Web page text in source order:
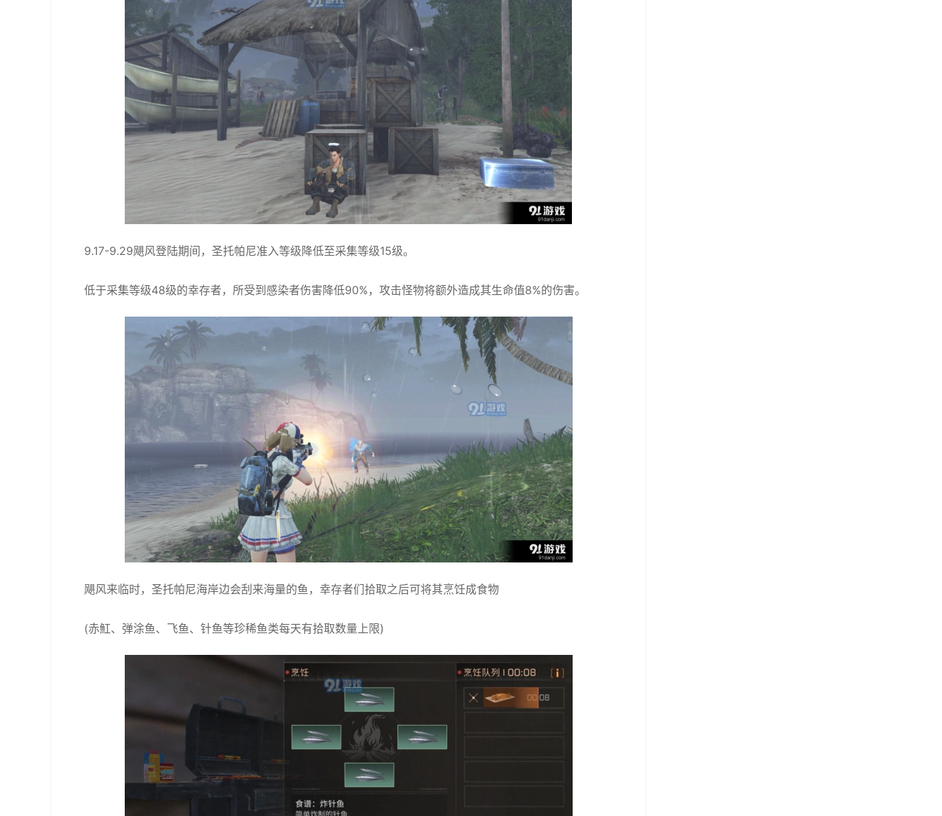
9.17-9.29飓风登陆期间，圣托帕尼准入等级降低至采集等级15级。
低于采集等级48级的幸存者，所受到感染者伤害降低90%，攻击怪物将额外造成其生命值8%的伤害。
飓风来临时，圣托帕尼海岸边会刮来海量的鱼，幸存者们拾取之后可将其烹饪成食物
(赤魟、弹涂鱼、飞鱼、针鱼等珍稀鱼类每天有拾取数量上限)